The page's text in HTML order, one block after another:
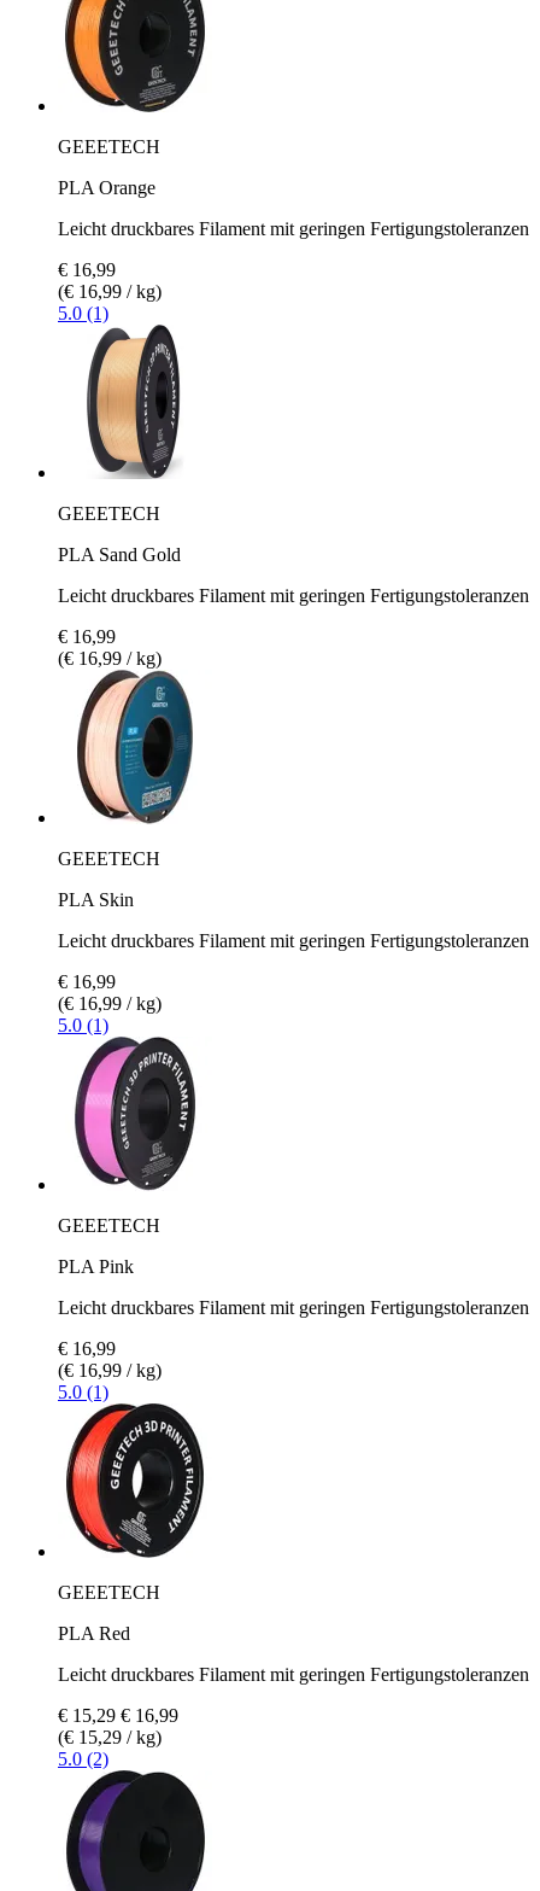
GEEETECH
PLA Orange
Leicht druckbares Filament mit geringen Fertigungstoleranzen
€ 16,99
(€ 16,99 / kg)
5.0 (1)
GEEETECH
PLA Sand Gold
Leicht druckbares Filament mit geringen Fertigungstoleranzen
€ 16,99
(€ 16,99 / kg)
GEEETECH
PLA Skin
Leicht druckbares Filament mit geringen Fertigungstoleranzen
€ 16,99
(€ 16,99 / kg)
5.0 (1)
GEEETECH
PLA Pink
Leicht druckbares Filament mit geringen Fertigungstoleranzen
€ 16,99
(€ 16,99 / kg)
5.0 (1)
GEEETECH
PLA Red
Leicht druckbares Filament mit geringen Fertigungstoleranzen
€ 15,29 € 16,99
(€ 15,29 / kg)
5.0 (2)